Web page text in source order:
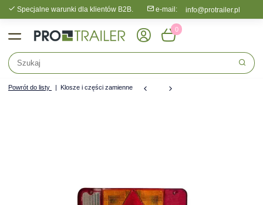
Specjalne warunki dla klientów B2B. e-mail: info@protrailer.pl
0
Powrót do listy Klosze i części zamienne